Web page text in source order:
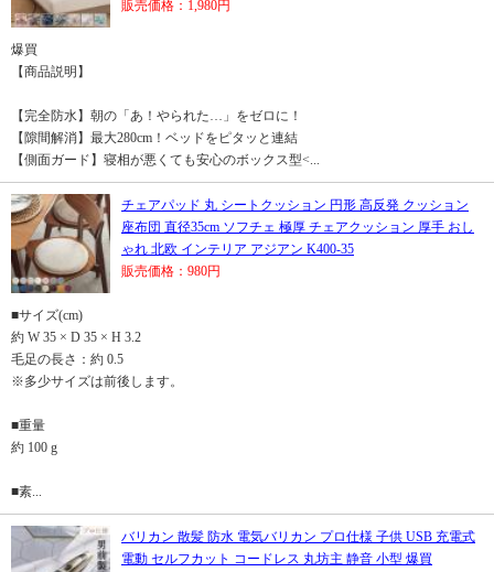
販売価格：1,980円
爆買
【商品説明】
【完全防水】朝の「あ！やられた…」をゼロに！
【隙間解消】最大280cm！ベッドをピタッと連結
【側面ガード】寝相が悪くても安心のボックス型<...
チェアパッド 丸 シートクッション 円形 高反発 クッション
座布団 直径35cm ソフチェ 極厚 チェアクッション 厚手 おし
ゃれ 北欧 インテリア アジアン K400-35
販売価格：980円
■サイズ(cm)
約 W 35 × D 35 × H 3.2
毛足の長さ：約 0.5
※多少サイズは前後します。
■重量
約 100 g
■素...
バリカン 散髪 防水 電気バリカン プロ仕様 子供 USB 充電式
電動 セルフカット コードレス 丸坊主 静音 小型 爆買